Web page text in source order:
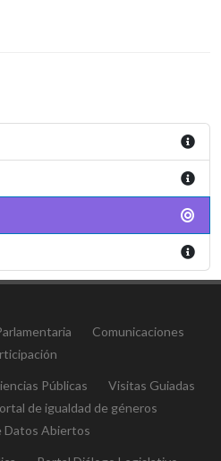
Comunicaciones
Públicas
Visitas Guiadas
de igualdad de géneros
Datos Abiertos